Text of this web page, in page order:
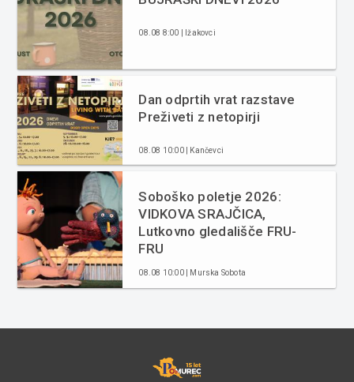
08.08 8:00 | Ižakovci
Dan odprtih vrat razstave
Preživeti z netopirji
08.08 10:00 | Kančevci
Soboško poletje 2026:
VIDKOVA SRAJČICA,
Lutkovno gledališče FRU-
FRU
08.08 10:00 | Murska Sobota